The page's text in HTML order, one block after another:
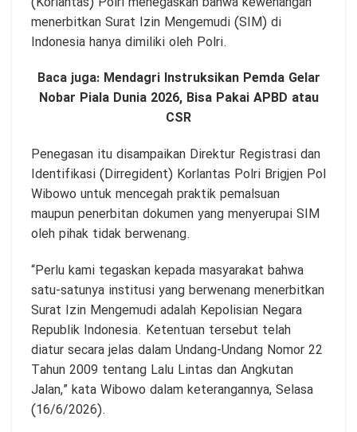
menerbitkan Surat Izin Mengemudi (SIM) di
Indonesia hanya dimiliki oleh Polri.
Baca juga: Mendagri Instruksikan Pemda Gelar
Nobar Piala Dunia 2026, Bisa Pakai APBD atau
CSR
Penegasan itu disampaikan Direktur Registrasi dan
Identifikasi (Dirregident) Korlantas Polri Brigjen Pol
Wibowo untuk mencegah praktik pemalsuan
maupun penerbitan dokumen yang menyerupai SIM
oleh pihak tidak berwenang.
“Perlu kami tegaskan kepada masyarakat bahwa
satu-satunya institusi yang berwenang menerbitkan
Surat Izin Mengemudi adalah Kepolisian Negara
Republik Indonesia. Ketentuan tersebut telah
diatur secara jelas dalam Undang-Undang Nomor 22
Tahun 2009 tentang Lalu Lintas dan Angkutan
Jalan,” kata Wibowo dalam keterangannya, Selasa
(16/6/2026).